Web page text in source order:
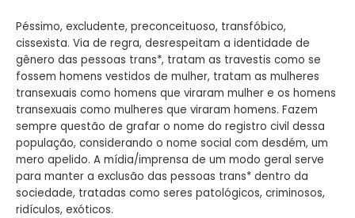
Péssimo, excludente, preconceituoso, transfóbico,
cissexista. Via de regra, desrespeitam a identidade de
gênero das pessoas trans*, tratam as travestis como se
fossem homens vestidos de mulher, tratam as mulheres
transexuais como homens que viraram mulher e os homens
transexuais como mulheres que viraram homens. Fazem
sempre questão de grafar o nome do registro civil dessa
população, considerando o nome social com desdém, um
mero apelido. A mídia/imprensa de um modo geral serve
para manter a exclusão das pessoas trans* dentro da
sociedade, tratadas como seres patológicos, criminosos,
ridículos, exóticos.